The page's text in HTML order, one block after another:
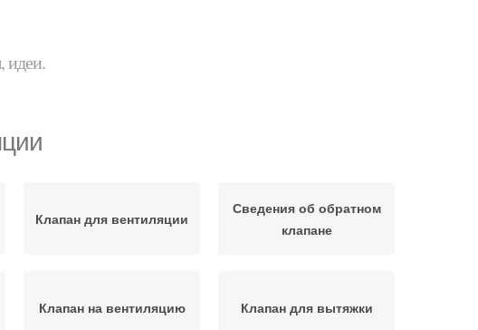
идеи.
Клапан для вентиляции
Сведения об обратном
клапане
Клапан на вентиляцию Клапан для вытяжки